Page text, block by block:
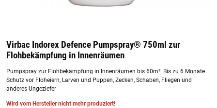
Virbac Indorex Defence Pumpspray® 750ml zur
Flohbekämpfung in Innenräumen
Pumpspray zur Flohbekämpfung in Innenräumen bis 60m². Bis zu 6 Monate
Schutz vor Floheiern, Larven und Puppen, Zecken, Schaben, Fliegen und
anderes Ungeziefer
Wird vom Hersteller nicht mehr produziert!